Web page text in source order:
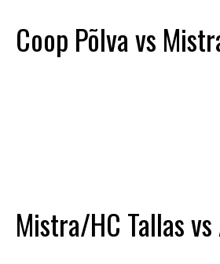
Coop Põlva vs
Mistra/HC Tallas